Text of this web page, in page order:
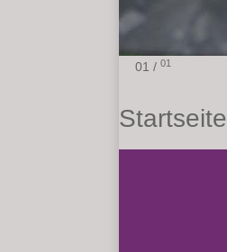
01 / 01
Startseite